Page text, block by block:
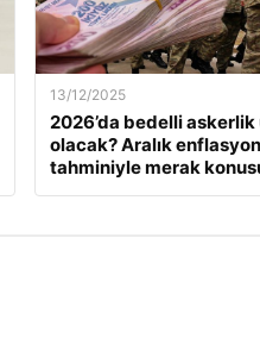
13/12/2025
2026’da bedelli
olacak? Aralık enflasyon
tahminiyle merak